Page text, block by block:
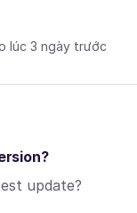
lúc 3 ngày trước
update?